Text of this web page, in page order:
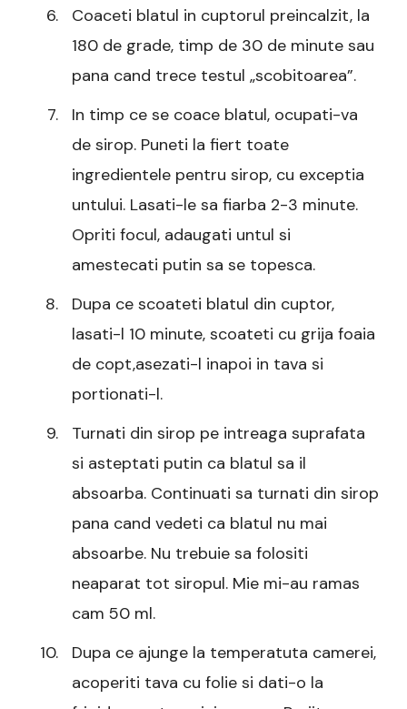
Coaceti blatul in cuptorul preincalzit, la
180 de grade, timp de 30 de minute sau
pana cand trece testul „scobitoarea”.
In timp ce se coace blatul, ocupati-va
de sirop. Puneti la fiert toate
ingredientele pentru sirop, cu exceptia
untului. Lasati-le sa fiarba 2-3 minute.
Opriti focul, adaugati untul si
amestecati putin sa se topesca.
Dupa ce scoateti blatul din cuptor,
lasati-l 10 minute, scoateti cu grija foaia
de copt,asezati-l inapoi in tava si
portionati-l.
Turnati din sirop pe intreaga suprafata
si asteptati putin ca blatul sa il
absoarba. Continuati sa turnati din sirop
pana cand vedeti ca blatul nu mai
absoarbe. Nu trebuie sa folositi
neaparat tot siropul. Mie mi-au ramas
cam 50 ml.
Dupa ce ajunge la temperatuta camerei,
acoperiti tava cu folie si dati-o la